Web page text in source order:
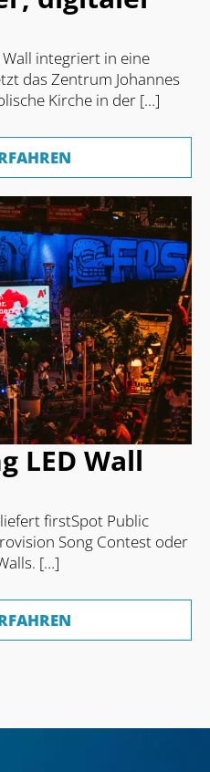
integriert in eine
das Zentrum Johannes
Kirche in der […]
LED Wall
firstSpot Public
Song Contest oder
[…]